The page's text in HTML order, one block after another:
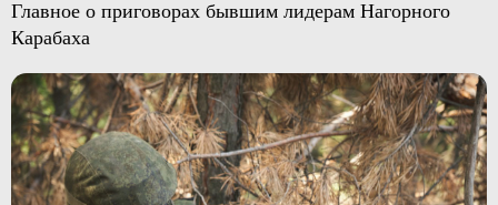
Главное о приговорах бывшим лидерам Нагорного
Карабаха